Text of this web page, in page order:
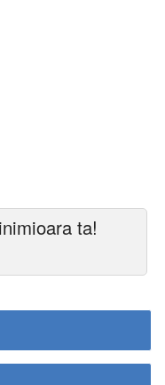
ta!